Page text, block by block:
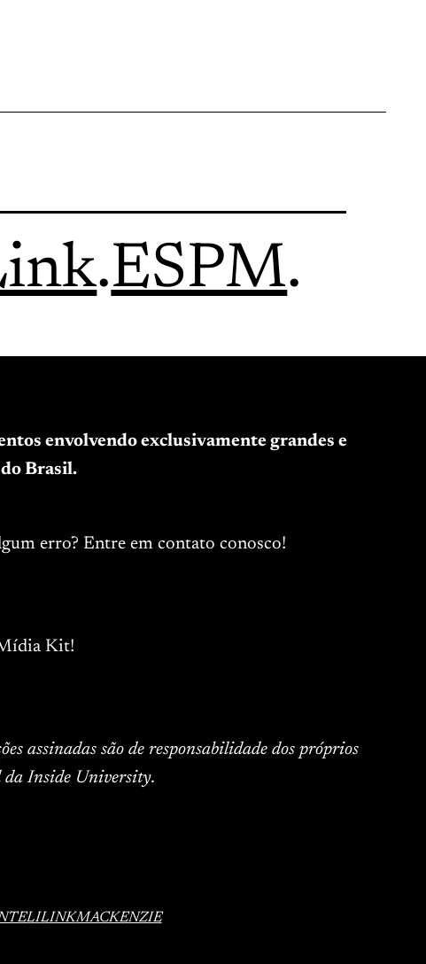
.ESPM.
envolvendo exclusivamente grandes e
Brasil.
erro? Entre em contato conosco!
Kit!
assinadas são de responsabilidade dos próprios
da Inside University.
LINKMACKENZIE